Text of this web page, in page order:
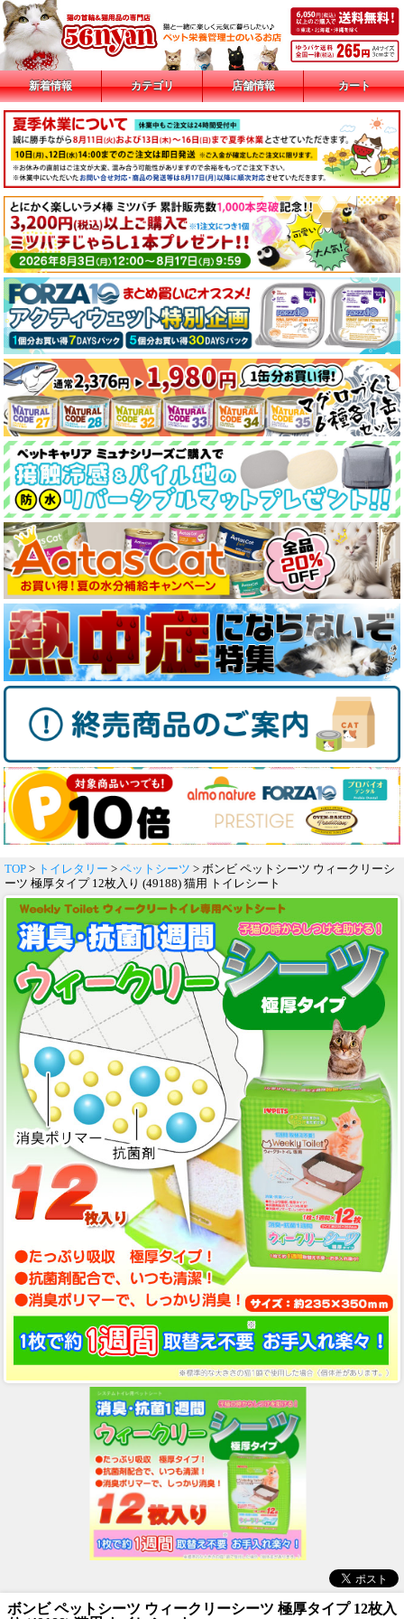
新着情報 カテゴリ 店舗情報 カート
TOP > トイレタリー > ペットシーツ > ボンビ ペットシーツ ウィークリーシ
ーツ 極厚タイプ 12枚入り (49188) 猫用 トイレシート
ボンビ ペットシーツ ウィークリーシーツ 極厚タイプ 12枚入